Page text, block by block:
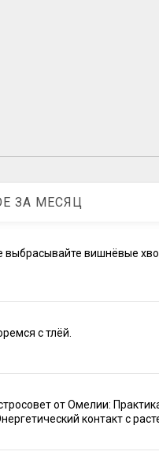
ЗА МЕСЯЦ
выбрасывайте вишнёвые
с тлёй.
от Омелии:
контакт с